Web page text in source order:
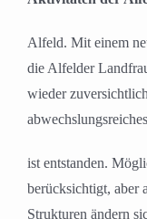
Alfeld. Mit einem
die Alfelder
wieder
ist entstanden.
berücksichtigt, aber
Strukturen ändern